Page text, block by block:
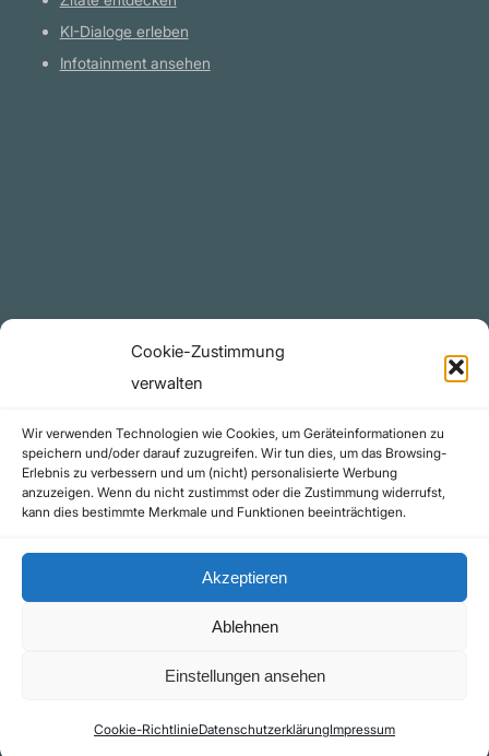
Cookie-Zustimmung
verwalten
Wir verwenden Technologien wie Cookies, um Geräteinformationen zu
speichern und/oder darauf zuzugreifen. Wir tun dies, um das Browsing-
Erlebnis zu verbessern und um (nicht) personalisierte Werbung
anzuzeigen. Wenn du nicht zustimmst oder die Zustimmung widerrufst,
kann dies bestimmte Merkmale und Funktionen beeinträchtigen.
Akzeptieren
Ablehnen
Einstellungen ansehen
Cookie-RichtlinieDatenschutzerklärungImpressum
KI-Dialoge erleben
Infotainment ansehen
Datenschutzerklärung
Cookie-Richtlinie (EU)
Impressum
Kontakt
*Als Amazon-Partner erhalte ich eine kleine Provision für qualifizierte Käufe
Impressum